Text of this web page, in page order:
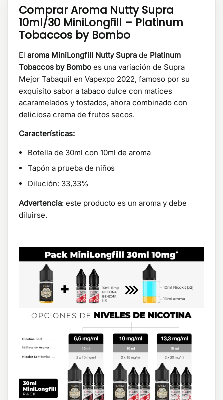
Comprar Aroma Nutty Supra
10ml/30 MiniLongfill – Platinum
Tobaccos by Bombo
El aroma MiniLongfill Nutty Supra de Platinum
Tobaccos by Bombo es una variación de Supra
Mejor Tabaquil en Vapexpo 2022, famoso por su
exquisito sabor a tabaco dulce con matices
acaramelados y tostados, ahora combinado con
deliciosa crema de frutos secos.
Características:
Botella de 30ml con 10ml de aroma
Tapón a prueba de niños
Dilución: 33,33%
Advertencia: este producto es un aroma y debe
diluirse.